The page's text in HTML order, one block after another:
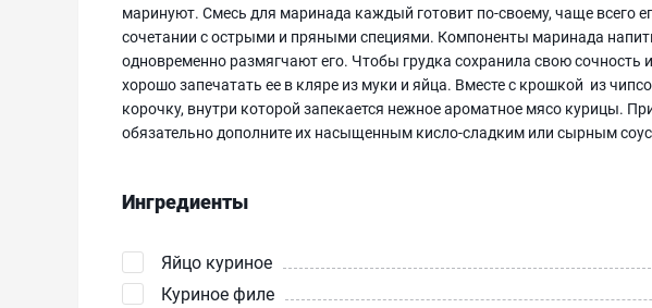
маринуют. Смесь для маринада каждый готовит по-своему, чаще всего
сочетании с острыми и пряными специями. Компоненты маринада
одновременно размягчают его. Чтобы грудка сохранила свою сочность
хорошо запечатать ее в кляре из муки и яйца. Вместе с крошкой из
корочку, внутри которой запекается нежное ароматное мясо курицы.
обязательно дополните их насыщенным кисло-сладким или сырным
Ингредиенты
Яйцо куриное
Куриное филе